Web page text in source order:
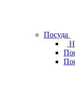
Посуда